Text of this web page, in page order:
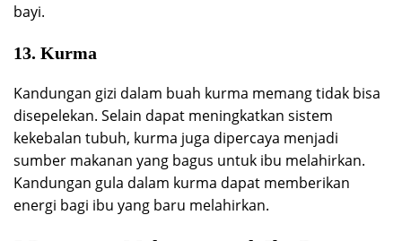
bayi.
13. Kurma
Kandungan gizi dalam buah kurma memang tidak bisa
disepelekan. Selain dapat meningkatkan sistem
kekebalan tubuh, kurma juga dipercaya menjadi
sumber makanan yang bagus untuk ibu melahirkan.
Kandungan gula dalam kurma dapat memberikan
energi bagi ibu yang baru melahirkan.